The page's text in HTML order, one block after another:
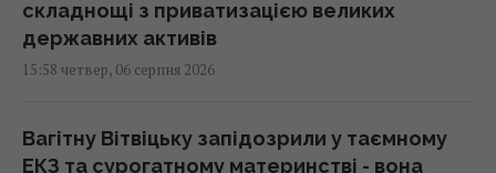
складнощі з приватизацією великих
державних активів
15:58 четвер, 06 серпня 2026
Вагітну Вітвіцьку запідозрили у таємному
ЕКЗ та сурогатному материнстві - вона